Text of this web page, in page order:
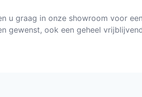
u graag in onze showroom voor
gewenst, ook een geheel